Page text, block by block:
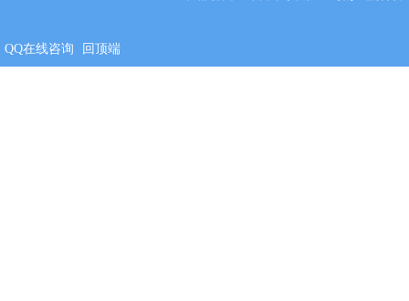
QQ在线咨询 回顶端